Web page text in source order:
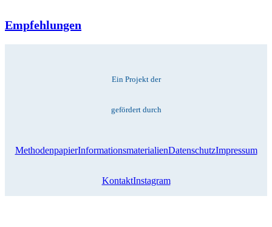
Empfehlungen
Ein Projekt der
gefördert durch
MethodenpapierInformationsmaterialienDatenschutzImpressum
KontaktInstagram